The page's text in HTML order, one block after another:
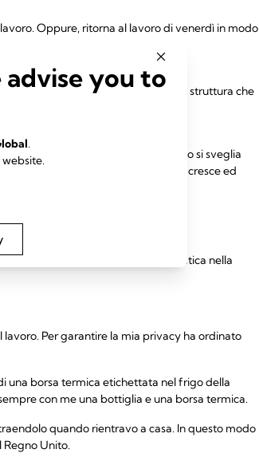
Oppure, ritorna al lavoro di venerdì in modo
di lavoro.
(in cui allatti il tuo bambino nella struttura che
ti stai abituando o se il bambino si sveglia
man mano che il bambino cresce ed
mamme
il modo di inserire questa pratica nella
Per garantire la mia privacy ha ordinato
una borsa termica etichettata nel frigo della
con me una bottiglia e una borsa termica.
quando rientravo a casa. In questo modo
Unito.
you to
.
website.